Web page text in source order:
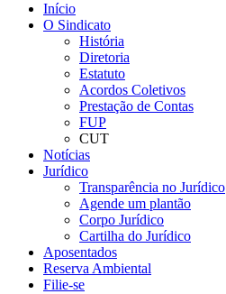
Início
O Sindicato
História
Diretoria
Estatuto
Acordos Coletivos
Prestação de Contas
FUP
CUT
Notícias
Jurídico
Transparência no Jurídico
Agende um plantão
Corpo Jurídico
Cartilha do Jurídico
Aposentados
Reserva Ambiental
Filie-se